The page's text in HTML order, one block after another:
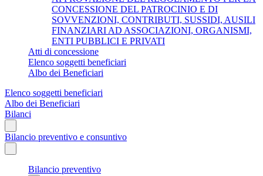
CONCESSIONE DEL PATROCINIO E DI
SOVVENZIONI, CONTRIBUTI, SUSSIDI, AUSILI
FINANZIARI AD ASSOCIAZIONI, ORGANISMI,
ENTI PUBBLICI E PRIVATI
Atti di concessione
Elenco soggetti beneficiari
Albo dei Beneficiari
Elenco soggetti beneficiari
Albo dei Beneficiari
Bilanci
Bilancio preventivo e consuntivo
Bilancio preventivo